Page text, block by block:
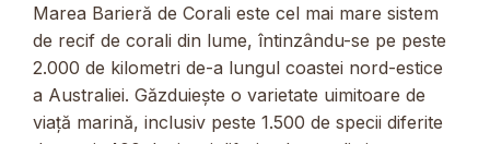
Marea Barieră de Corali este cel mai mare sistem
de recif de corali din lume, întinzându-se pe peste
2.000 de kilometri de-a lungul coastei nord-estice
a Australiei. Găzduiește o varietate uimitoare de
viață marină, inclusiv peste 1.500 de specii diferite